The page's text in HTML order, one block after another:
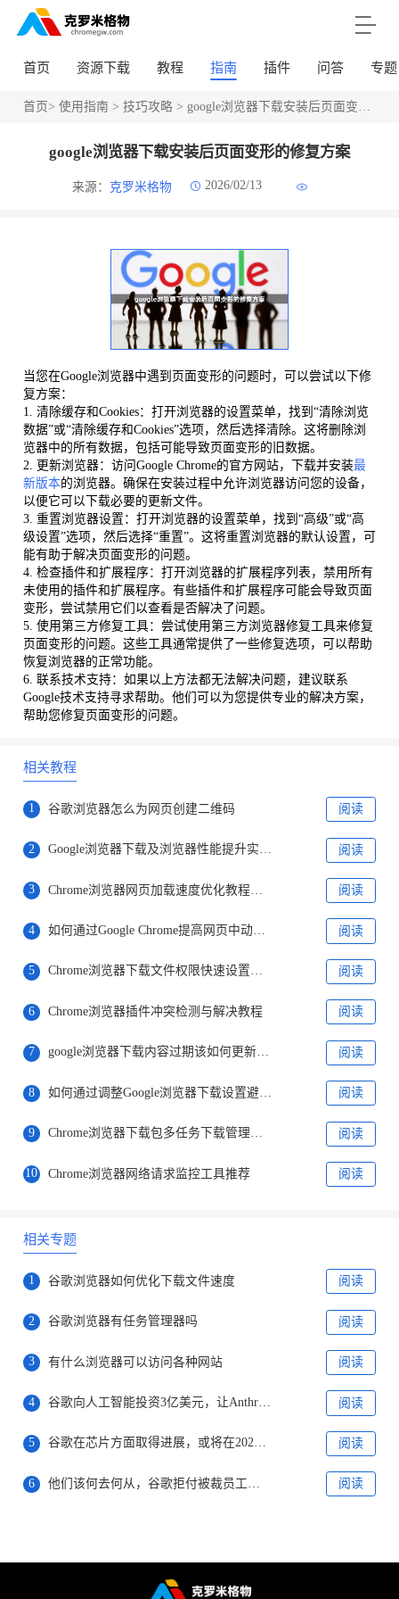
首页 资源下载 教程 指南 插件 问答 专题
首页> 使用指南 > 技巧攻略> google浏览器下载安装后页面变形的修复方案
google浏览器下载安装后页面变形的修复方案
来源： 克罗米格物 2026/02/13
当您在Google浏览器中遇到页面变形的问题时，可以尝试以下修
复方案：
1. 清除缓存和Cookies：打开浏览器的设置菜单，找到“清除浏览
数据”或“清除缓存和Cookies”选项，然后选择清除。这将删除浏
览器中的所有数据，包括可能导致页面变形的旧数据。
2. 更新浏览器：访问Google Chrome的官方网站，下载并安装最
新版本的浏览器。确保在安装过程中允许浏览器访问您的设备，
以便它可以下载必要的更新文件。
3. 重置浏览器设置：打开浏览器的设置菜单，找到“高级”或“高
级设置”选项，然后选择“重置”。这将重置浏览器的默认设置，可
能有助于解决页面变形的问题。
4. 检查插件和扩展程序：打开浏览器的扩展程序列表，禁用所有
未使用的插件和扩展程序。有些插件和扩展程序可能会导致页面
变形，尝试禁用它们以查看是否解决了问题。
5. 使用第三方修复工具：尝试使用第三方浏览器修复工具来修复
页面变形的问题。这些工具通常提供了一些修复选项，可以帮助
恢复浏览器的正常功能。
6. 联系技术支持：如果以上方法都无法解决问题，建议联系
Google技术支持寻求帮助。他们可以为您提供专业的解决方案，
帮助您修复页面变形的问题。
相关教程
1 谷歌浏览器怎么为网页创建二维码 阅读
2 Google浏览器下载及浏览器性能提升实用方法 阅读
3 阅读
4 阅读
5 Chrome浏览器下载文件权限快速设置操作 阅读
6 Chrome浏览器插件冲突检测与解决教程 阅读
7 google浏览器下载内容过期该如何更新缓存信息 阅读
8 如何通过调整Google浏览器下载设置避免下载任务超时 阅读
9 Chrome浏览器下载包多任务下载管理方法 阅读
10 Chrome浏览器网络请求监控工具推荐 阅读
相关专题
1 谷歌浏览器如何优化下载文件速度 阅读
2 谷歌浏览器有任务管理器吗 阅读
3 有什么浏览器可以访问各种网站 阅读
4 谷歌向人工智能投资3亿美元，让Anthropic继续提升实力 阅读
5 谷歌在芯片方面取得进展，或将在2025年开始使用新芯片 阅读
6 阅读